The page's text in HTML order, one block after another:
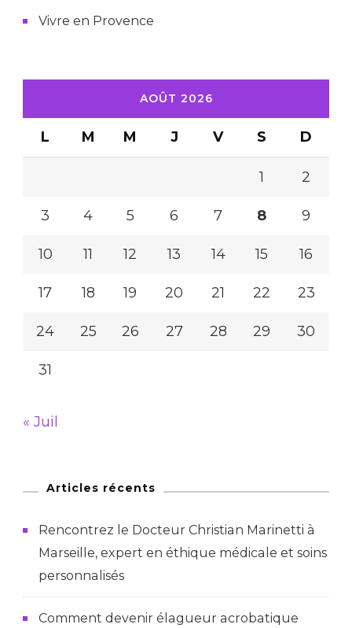
Vivre en Provence
AOÛT 2026
L M M J V S D
1 2
3 4 5 6 7 8 9
10 11 12 13 14 15 16
17 18 19 20 21 22 23
24 25 26 27 28 29 30
31
« Juil
Articles récents
Rencontrez le Docteur Christian Marinetti à
Marseille, expert en éthique médicale et soins
personnalisés
Comment devenir élagueur acrobatique